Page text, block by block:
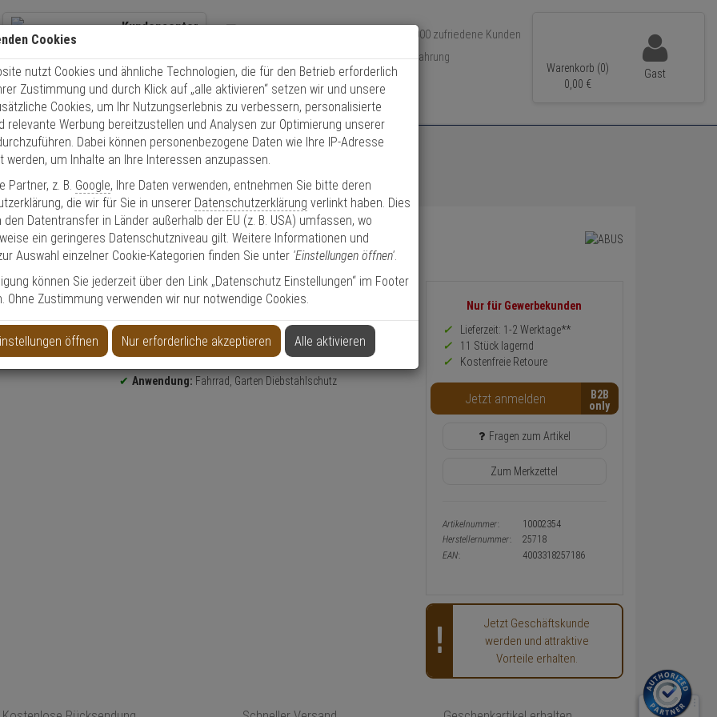
Kundencenter
Kontaktservice nutzen
Mo. - Do.: 8:00 - 16:30 Fr. 8:00 - 14:00 Uhr
Über 350.000 zufriedene Kunden
Über 15 Jahre Erfahrung
Schneller Versand
Warenkorb (0)
0, 00 €
Gast
ABUS Cobra Schlaufen-Stahlseil 8/200
8/200
Produktinformationen
Kabel, Zubehörartikel - Modell: Cobra
Länge:200 cm
Farbe:Schwarz
Anwendung: Fahrrad, Garten Diebstahlschutz
Informationen
Preis,
Verfügbakeit
und
oder
Konfigurieren-
Button
Nur für Gewerbekunden
Lieferzeit: 1-2 Werktage**
11 Stück lagernd
Kostenfreie Retoure
Jetzt anmelden B2B
Fragen zum Artikel
Zum Merkzettel
Artikelnummer:
10002354
Herstellernummer:
25718
EAN:
4003318257186
Jetzt Geschäftskunde
werden und attraktive
Vorteile erhalten.
Cookies
nutzt Cookies und ähnliche Technologien, die für den Betrieb erforderlich
Zustimmung und durch Klick auf „alle aktivieren“ setzen wir und unsere
Cookies, um Ihr Nutzungserlebnis zu verbessern, personalisierte
relevante Werbung bereitzustellen und Analysen zur Optimierung unserer
Dabei können personenbezogene Daten wie Ihre IP-Adresse
werden, um Inhalte an Ihre Interessen anzupassen.
Partner, z. B. Google, Ihre Daten verwenden, entnehmen Sie bitte deren
die wir für Sie in unserer Datenschutzerklärung verlinkt haben. Dies
den Datentransfer in Länder außerhalb der EU (z. B. USA) umfassen, wo
ein geringeres Datenschutzniveau gilt. Weitere Informationen und
Auswahl einzelner Cookie-Kategorien finden Sie unter 'Einstellungen öffnen'.
können Sie jederzeit über den Link „Datenschutz Einstellungen“ im Footer
Ohne Zustimmung verwenden wir nur notwendige Cookies.
öffnen Nur erforderliche akzeptieren Alle aktivieren